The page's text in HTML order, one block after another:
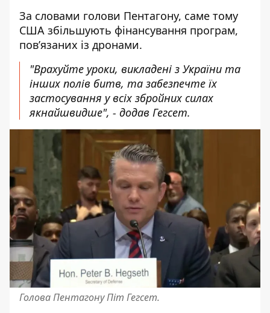
За словами голови Пентагону, саме тому
США збільшують фінансування програм,
пов’язаних із дронами.
"Врахуйте уроки, викладені з України та
інших полів битв, та забезпечте їх
застосування у всіх збройних силах
якнайшвидше", - додав Гегсет.
Голова Пентагону Піт Гегсет.